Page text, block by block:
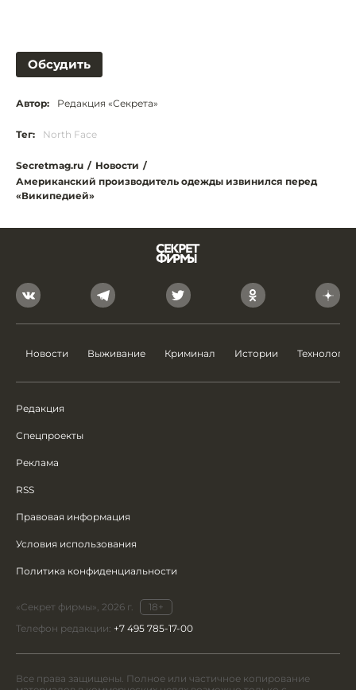
Обсудить
Автор: Редакция «Секрета»
Тег: North Face
Secretmag.ru / Новости /
Американский производитель одежды извинился перед
«Википедией»
Новости Выживание Криминал Истории Технологии
Редакция
Спецпроекты
Реклама
RSS
Правовая информация
Условия использования
Политика конфиденциальности
«Секрет фирмы», 2026 г.
18+
Телефон редакции: +7 495 785-17-00
Все права защищены. Полное или частичное копирование